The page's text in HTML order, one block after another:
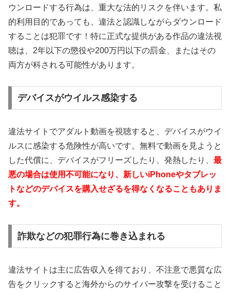
ウンロードする行為は、重大な法的リスクを伴います。私
的利用目的であっても、違法と認識しながらダウンロード
することは犯罪です！特に正式な提供がある作品の違法視
聴は、2年以下の懲役や200万円以下の罰金、またはその
両方が科される可能性があります。
デバイスがウイルス感染する
違法サイトでアダルト動画を視聴すると、デバイスがウイ
ルスに感染する危険性が高いです。無料で動画を見ようと
した代償に、デバイスがフリーズしたり、発熱したり、 最
悪の場合は使用不可能になり、新しいiPhoneやタブレッ
トなどのデバイスを購入せざるを得なくなることもありま
す。
詐欺などの犯罪行為に巻き込まれる
違法サイトは主に広告収入を得ており、不注意で悪質な広
告をクリックすると海外からのサイバー攻撃を受けること